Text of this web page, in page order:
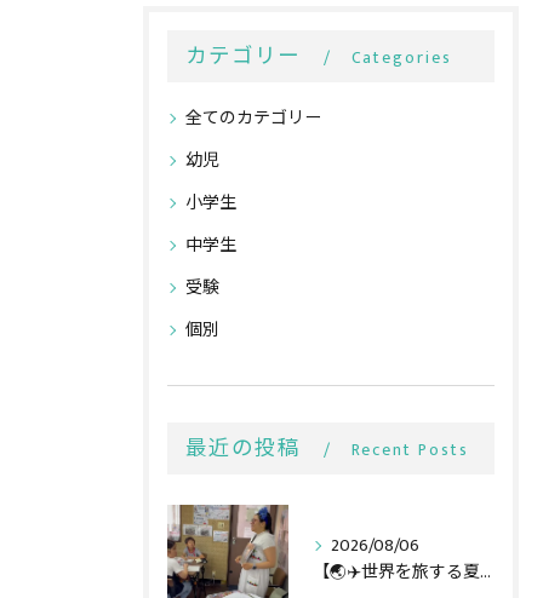
カテゴリー Categories
全てのカテゴリー
幼児
小学生
中学生
受験
個別
最近の投稿 Recent Posts
2026/08/06
【🌏✈️世界を旅する夏休み第3弾】